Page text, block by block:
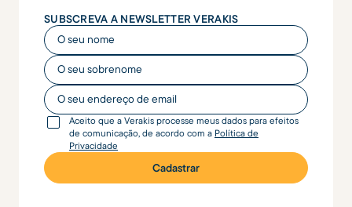
SUBSCREVA A NEWSLETTER VERAKIS
O seu nome
O seu nome
O seu endereço de email
Aceito que a Verakis processe meus dados para efeitos
de comunicação, de acordo com a Política de
Privacidade